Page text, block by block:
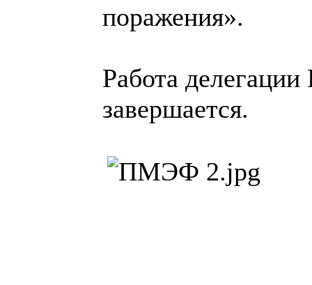
поражения».
Работа
завершается.